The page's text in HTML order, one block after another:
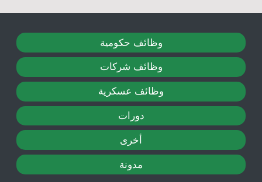
وظائف حكومية
وظائف شركات
وظائف عسكرية
دورات
أخرى
مدونة